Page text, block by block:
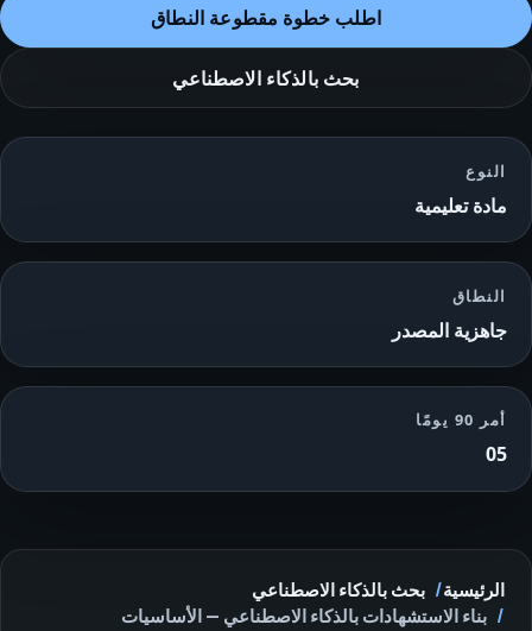
اطلب خطوة مقطوعة النطاق
بحث بالذكاء الاصطناعي
النوع
مادة تعليمية
النطاق
جاهزية المصدر
أمر 90 يومًا
05
الرئيسية
بحث بالذكاء الاصطناعي
بناء الاستشهادات بالذكاء الاصطناعي — الأساسيات